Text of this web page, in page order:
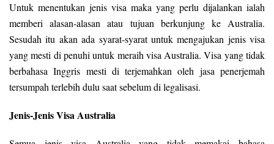
Untuk menentukan jenis visa maka yang perlu dijalankan ialah
memberi alasan-alasan atau tujuan berkunjung ke Australia.
Sesudah itu akan ada syarat-syarat untuk mengajukan jenis visa
yang mesti di penuhi untuk meraih visa Australia. Visa yang tidak
berbahasa Inggris mesti di terjemahkan oleh jasa penerjemah
tersumpah terlebih dulu saat sebelum di legalisasi.
Jenis-Jenis Visa Australia